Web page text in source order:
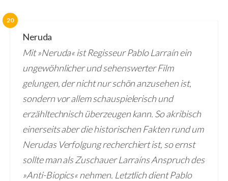
20
Neruda
Mit »Neruda« ist Regisseur Pablo Larraín ein
ungewöhnlicher und sehenswerter Film
gelungen, der nicht nur schön anzusehen ist,
sondern vor allem schauspielerisch und
erzähltechnisch überzeugen kann. So akribisch
einerseits aber die historischen Fakten rund um
Nerudas Verfolgung recherchiert ist, so ernst
sollte man als Zuschauer Larraíns Anspruch des
»Anti-Biopics« nehmen. Letztlich dient Pablo